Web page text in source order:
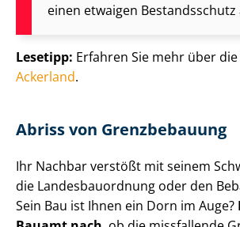
einen etwaigen Bestandsschutz
Lesetipp: Erfahren Sie mehr über die
Ackerland.
Abriss von Grenzbebauung
Ihr Nachbar verstößt mit seinem
die Lan­des­bau­ord­nung oder den
Sein Bau ist Ihnen ein Dorn im Auge?